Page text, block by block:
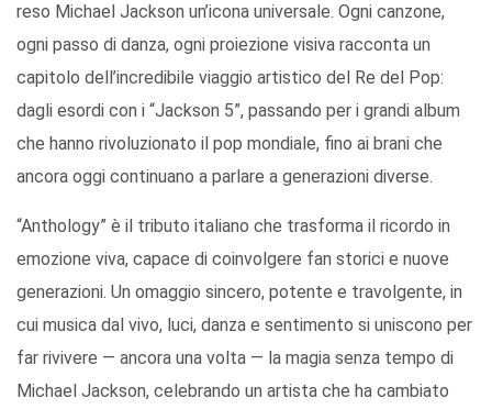
reso Michael Jackson un’icona universale. Ogni canzone,
ogni passo di danza, ogni proiezione visiva racconta un
capitolo dell’incredibile viaggio artistico del Re del Pop:
dagli esordi con i “Jackson 5”, passando per i grandi album
che hanno rivoluzionato il pop mondiale, fino ai brani che
ancora oggi continuano a parlare a generazioni diverse.
“Anthology” è il tributo italiano che trasforma il ricordo in
emozione viva, capace di coinvolgere fan storici e nuove
generazioni. Un omaggio sincero, potente e travolgente, in
cui musica dal vivo, luci, danza e sentimento si uniscono per
far rivivere — ancora una volta — la magia senza tempo di
Michael Jackson, celebrando un artista che ha cambiato